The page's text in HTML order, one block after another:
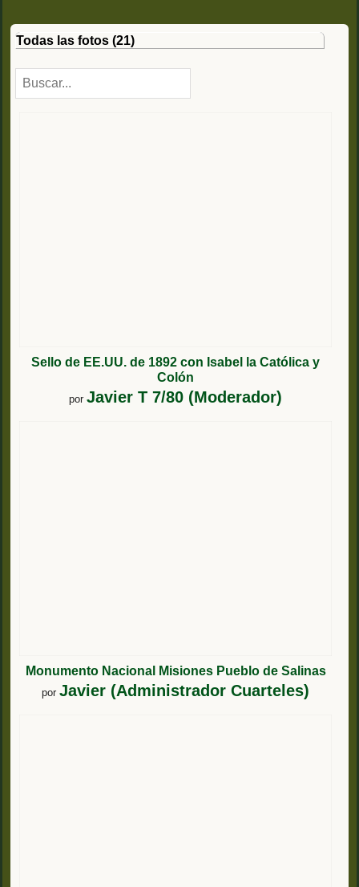
Todas las fotos (21)
Sello de EE.UU. de 1892 con Isabel la Católica y
Colón
por Javier T 7/80 (Moderador)
Monumento Nacional Misiones Pueblo de Salinas
por Javier (Administrador Cuarteles)